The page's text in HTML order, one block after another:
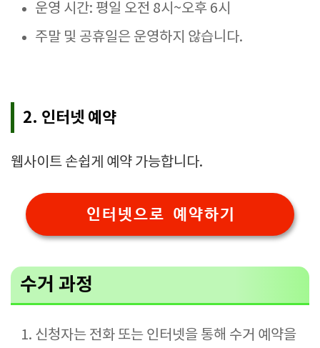
운영 시간: 평일 오전 8시~오후 6시
주말 및 공휴일은 운영하지 않습니다.
2. 인터넷 예약
웹사이트 손쉽게 예약 가능합니다.
인터넷으로 예약하기
수거 과정
신청자는 전화 또는 인터넷을 통해 수거 예약을